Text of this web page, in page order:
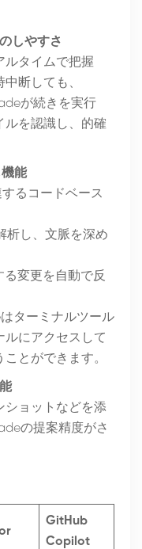
しやすさ
ルタイムで把握
断しても、
が続きを実行
ルを認識し、的確
能
るコードベース
析し、文脈を深め
る変更を自動で反
ターミナルツール
ルにアクセスして
とができます。
ショットなどを添
の提案精度がさ
GitHub
Copilot